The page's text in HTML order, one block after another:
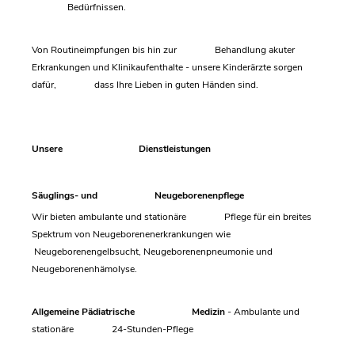
Bedürfnissen.
Von Routineimpfungen bis hin zur Behandlung akuter
Erkrankungen und Klinikaufenthalte - unsere Kinderärzte sorgen
dafür, dass Ihre Lieben in guten Händen sind.
Unsere Dienstleistungen
Säuglings- und Neugeborenenpflege
Wir bieten ambulante und stationäre Pflege für ein breites
Spektrum von Neugeborenenerkrankungen wie
Neugeborenengelbsucht, Neugeborenenpneumonie und
Neugeborenenhämolyse.
Allgemeine Pädiatrische Medizin- Ambulante und
stationäre 24-Stunden-Pflege